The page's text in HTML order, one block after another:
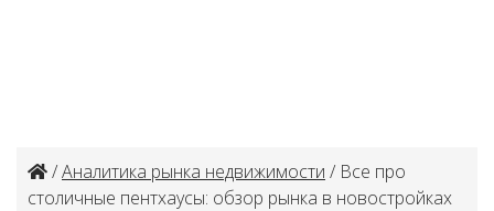
/Аналитика рынка недвижимости / Все про
столичные пентхаусы: обзор рынка в новостройках